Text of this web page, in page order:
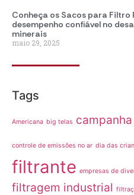
Conheça os Sacos para
desempenho confiável no
minerais
maio 29, 2025
Tags
Americana big telas campanha
controle de emissões no ar dia das
filtrante empresas de
filtragem industrial